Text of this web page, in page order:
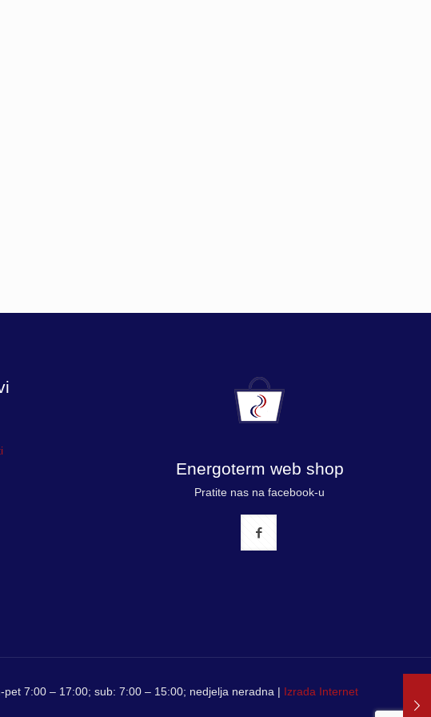
Energoterm web shop
Pratite nas na facebook-u
7:00 – 17:00; sub: 7:00 – 15:00; nedjelja neradna | Izrada Internet